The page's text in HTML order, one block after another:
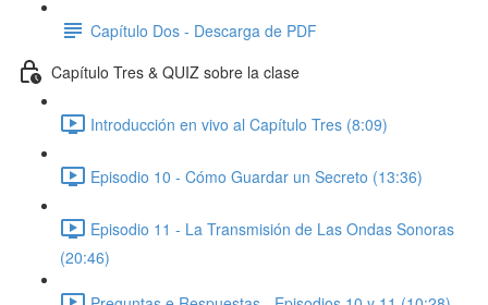
Capítulo Dos - Descarga de PDF
Capítulo Tres & QUIZ sobre la clase
Introducción en vivo al Capítulo Tres (8:09)
Episodio 10 - Cómo Guardar un Secreto (13:36)
Episodio 11 - La Transmisión de Las Ondas Sonoras
(20:46)